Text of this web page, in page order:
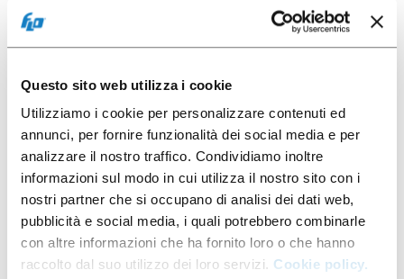
Questo sito web utilizza i cookie
Utilizziamo i cookie per personalizzare contenuti ed
annunci, per fornire funzionalità dei social media e per
analizzare il nostro traffico. Condividiamo inoltre
informazioni sul modo in cui utilizza il nostro sito con i
nostri partner che si occupano di analisi dei dati web,
pubblicità e social media, i quali potrebbero combinarle
con altre informazioni che ha fornito loro o che hanno
raccolto dal suo utilizzo dei loro servizi. Cookie policy.
Packaging